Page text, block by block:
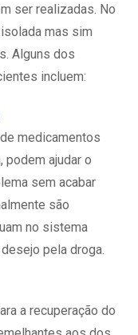
ser realizadas. No
mas sim
Alguns dos
incluem:
medicamentos
podem ajudar o
sem acabar
são
no sistema
pela droga.
a recuperação do